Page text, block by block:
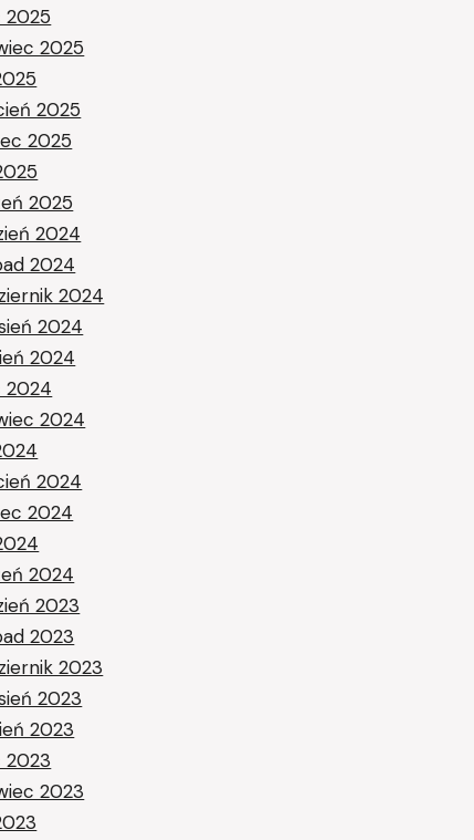
2025
2025
2025
2025
2025
2024
2024
2024
2024
2024
2024
2024
2024
2024
2024
2023
2023
2023
2023
2023
2023
2023